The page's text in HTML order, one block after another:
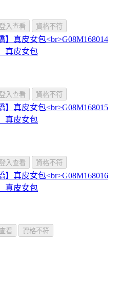
登入查看 資格不符
真皮女包
登入查看 資格不符
真皮女包
登入查看 資格不符
真皮女包
看 資格不符